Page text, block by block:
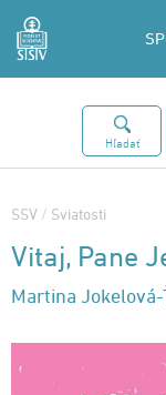
Hľadať
SSV / Sviatosti
Vitaj, Pane
Martina